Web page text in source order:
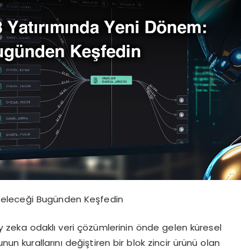
Bugünden Keşfedin
odaklı veri çözümlerinin önde gelen küresel
kurallarını değiştiren bir blok zincir ürünü olan